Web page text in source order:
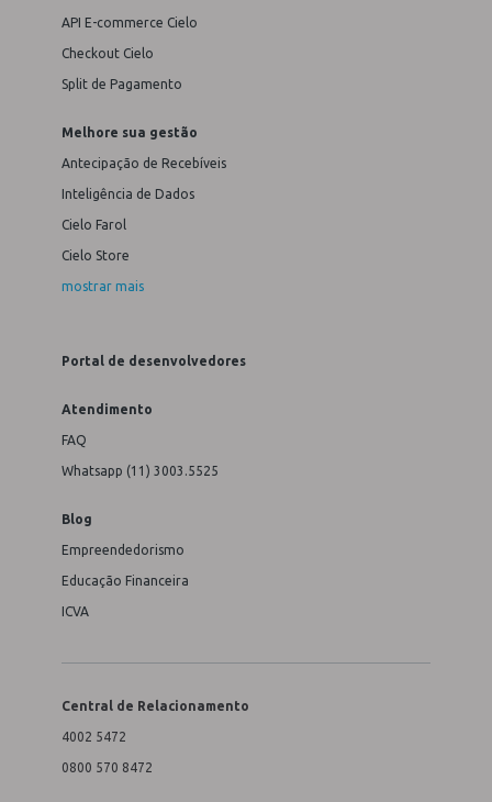
API E-commerce Cielo
Checkout Cielo
Split de Pagamento
Melhore sua gestão
Antecipação de Recebíveis
Inteligência de Dados
Cielo Farol
Cielo Store
mostrar mais
Portal de desenvolvedores
Atendimento
FAQ
Whatsapp (11) 3003.5525
Blog
Empreendedorismo
Educação Financeira
ICVA
Central de Relacionamento
4002 5472
0800 570 8472